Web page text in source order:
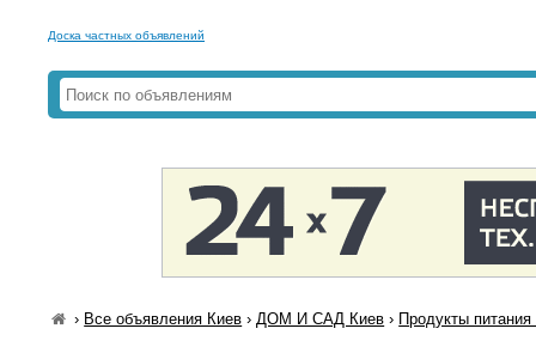
Доска частных объявлений
› Все объявления Киев ›ДОМ И САД Киев › Продукты